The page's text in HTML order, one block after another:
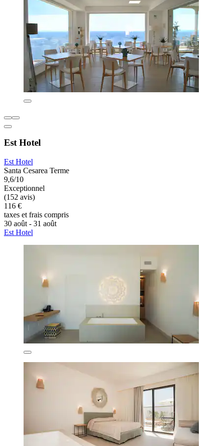
Est Hotel
Est Hotel
Santa Cesarea Terme
9,6/10
Exceptionnel
(152 avis)
116 €
taxes et frais compris
30 août - 31 août
Est Hotel